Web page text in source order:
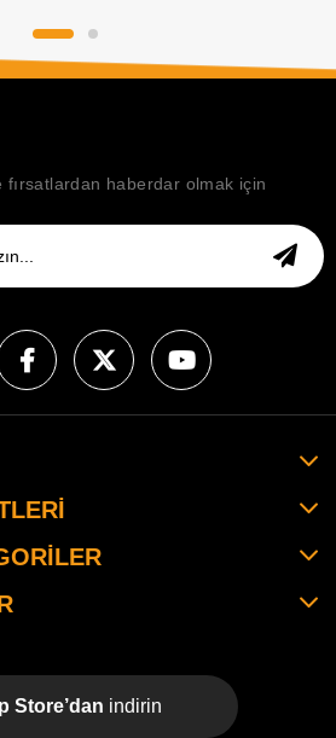
fırsatlardan haberdar olmak için
Store’dan indirin